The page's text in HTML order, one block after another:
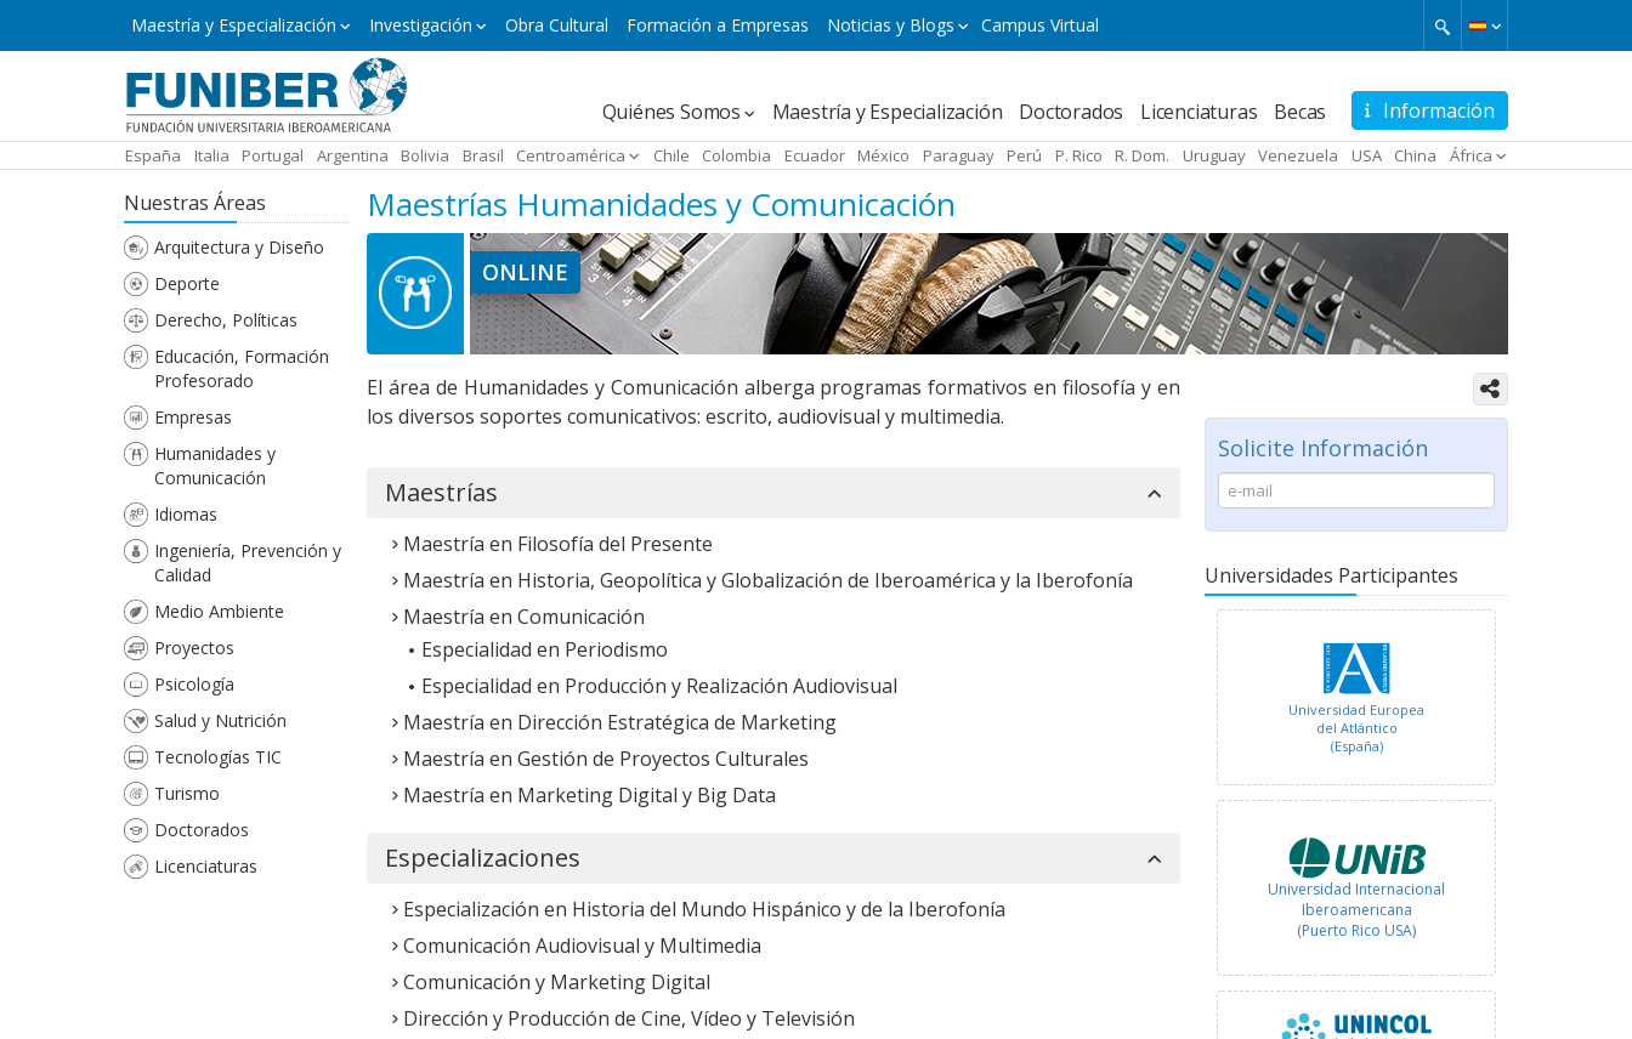
y
Maestría y Especialización Investigación Obra Cultural Formación a Empresas Noticias y Blogs Campus Virtual
Información
Navegación
principal
Quiénes Somos Maestría y Especialización Doctorados Licenciaturas Becas
España Italia Portugal Argentina Bolivia Brasil Centroamérica Chile Colombia Ecuador México Paraguay Perú P. Rico R. Dom. Uruguay Venezuela USA China África
Nuestras Áreas
Arquitectura y Diseño
Deporte
Derecho, Políticas
Educación, Formación
Profesorado
Empresas
Humanidades y
Comunicación
Idiomas
Ingeniería, Prevención y
Calidad
Medio Ambiente
Proyectos
Psicología
Salud y Nutrición
Tecnologías TIC
Turismo
Doctorados
Licenciaturas
Maestrías Humanidades y Comunicación
ONLINE
Solicite Información
Universidades Participantes
Fundación Universitaria
Internacional de Colombia -
UNINCOL
Universidade Internacional do
Cuanza
(Angola)
Universidad Internacional
Iberoamericana
Universidad Europea
del Atlántico
(España)
Universidad Internacional
Iberoamericana
(Puerto Rico USA)
El área de Humanidades y Comunicación alberga programas formativos en filosofía y en
los diversos soportes comunicativos: escrito, audiovisual y multimedia.
Maestrías
Maestría en Filosofía del Presente
Maestría en Historia, Geopolítica y Globalización de Iberoamérica y la Iberofonía
Maestría en Comunicación
Especialidad en Periodismo
Especialidad en Producción y Realización Audiovisual
Maestría en Dirección Estratégica de Marketing
Maestría en Gestión de Proyectos Culturales
Maestría en Marketing Digital y Big Data
Especializaciones
Especialización en Historia del Mundo Hispánico y de la Iberofonía
Comunicación Audiovisual y Multimedia
Comunicación y Marketing Digital
Dirección y Producción de Cine, Vídeo y Televisión